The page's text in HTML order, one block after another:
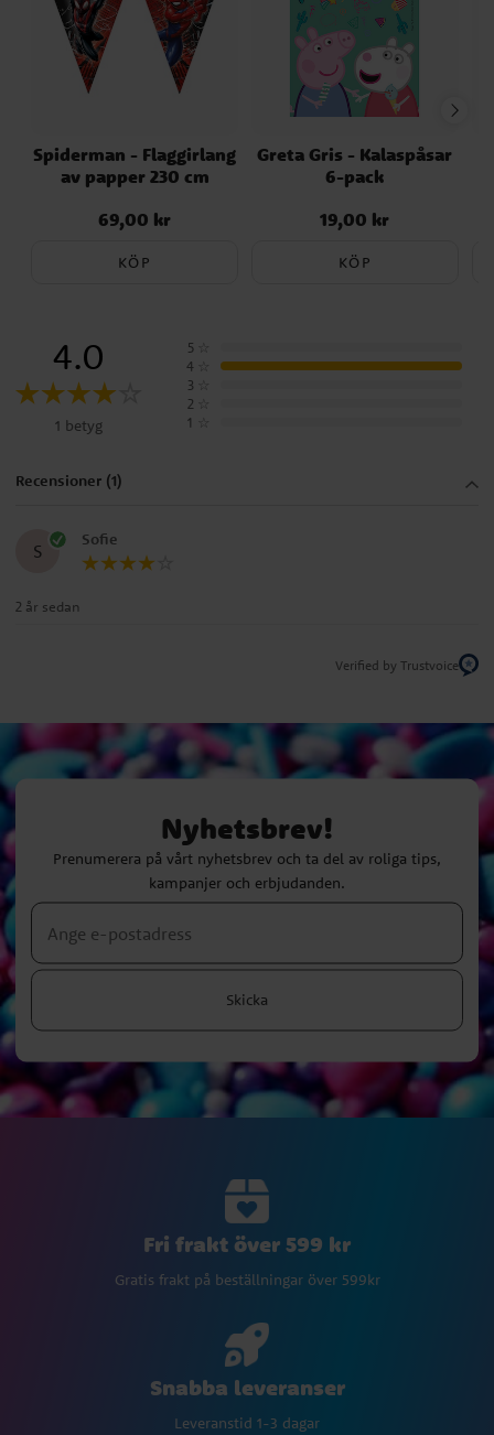
Spiderman - Flaggirlang
av papper 230 cm
Pris:69,00 kr
69,00 kr
KÖP
Greta Gris - Kalaspåsar
6-pack
Pris:19,00 kr
19,00 kr
KÖP
4.0
1 betyg
5
4
3
2
1
Recensioner (1)
S
Sofie
2 år sedan
Verified by Trustvoice
Nyhetsbrev!
Prenumerera på vårt nyhetsbrev och ta del av roliga tips,
kampanjer och erbjudanden.
Skicka
Fri frakt över 599 kr
Gratis frakt på beställningar över 599kr
Snabba leveranser
Leveranstid 1-3 dagar